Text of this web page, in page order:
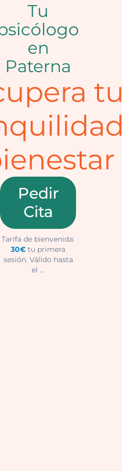
Tu
en
Paterna
tu
Pedir
Cita
Tarifa de bienvenida:
30€ tu primera
sesión. Válido hasta
el ...